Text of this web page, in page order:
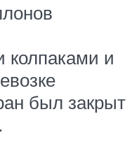
колпаками и
был закрыт